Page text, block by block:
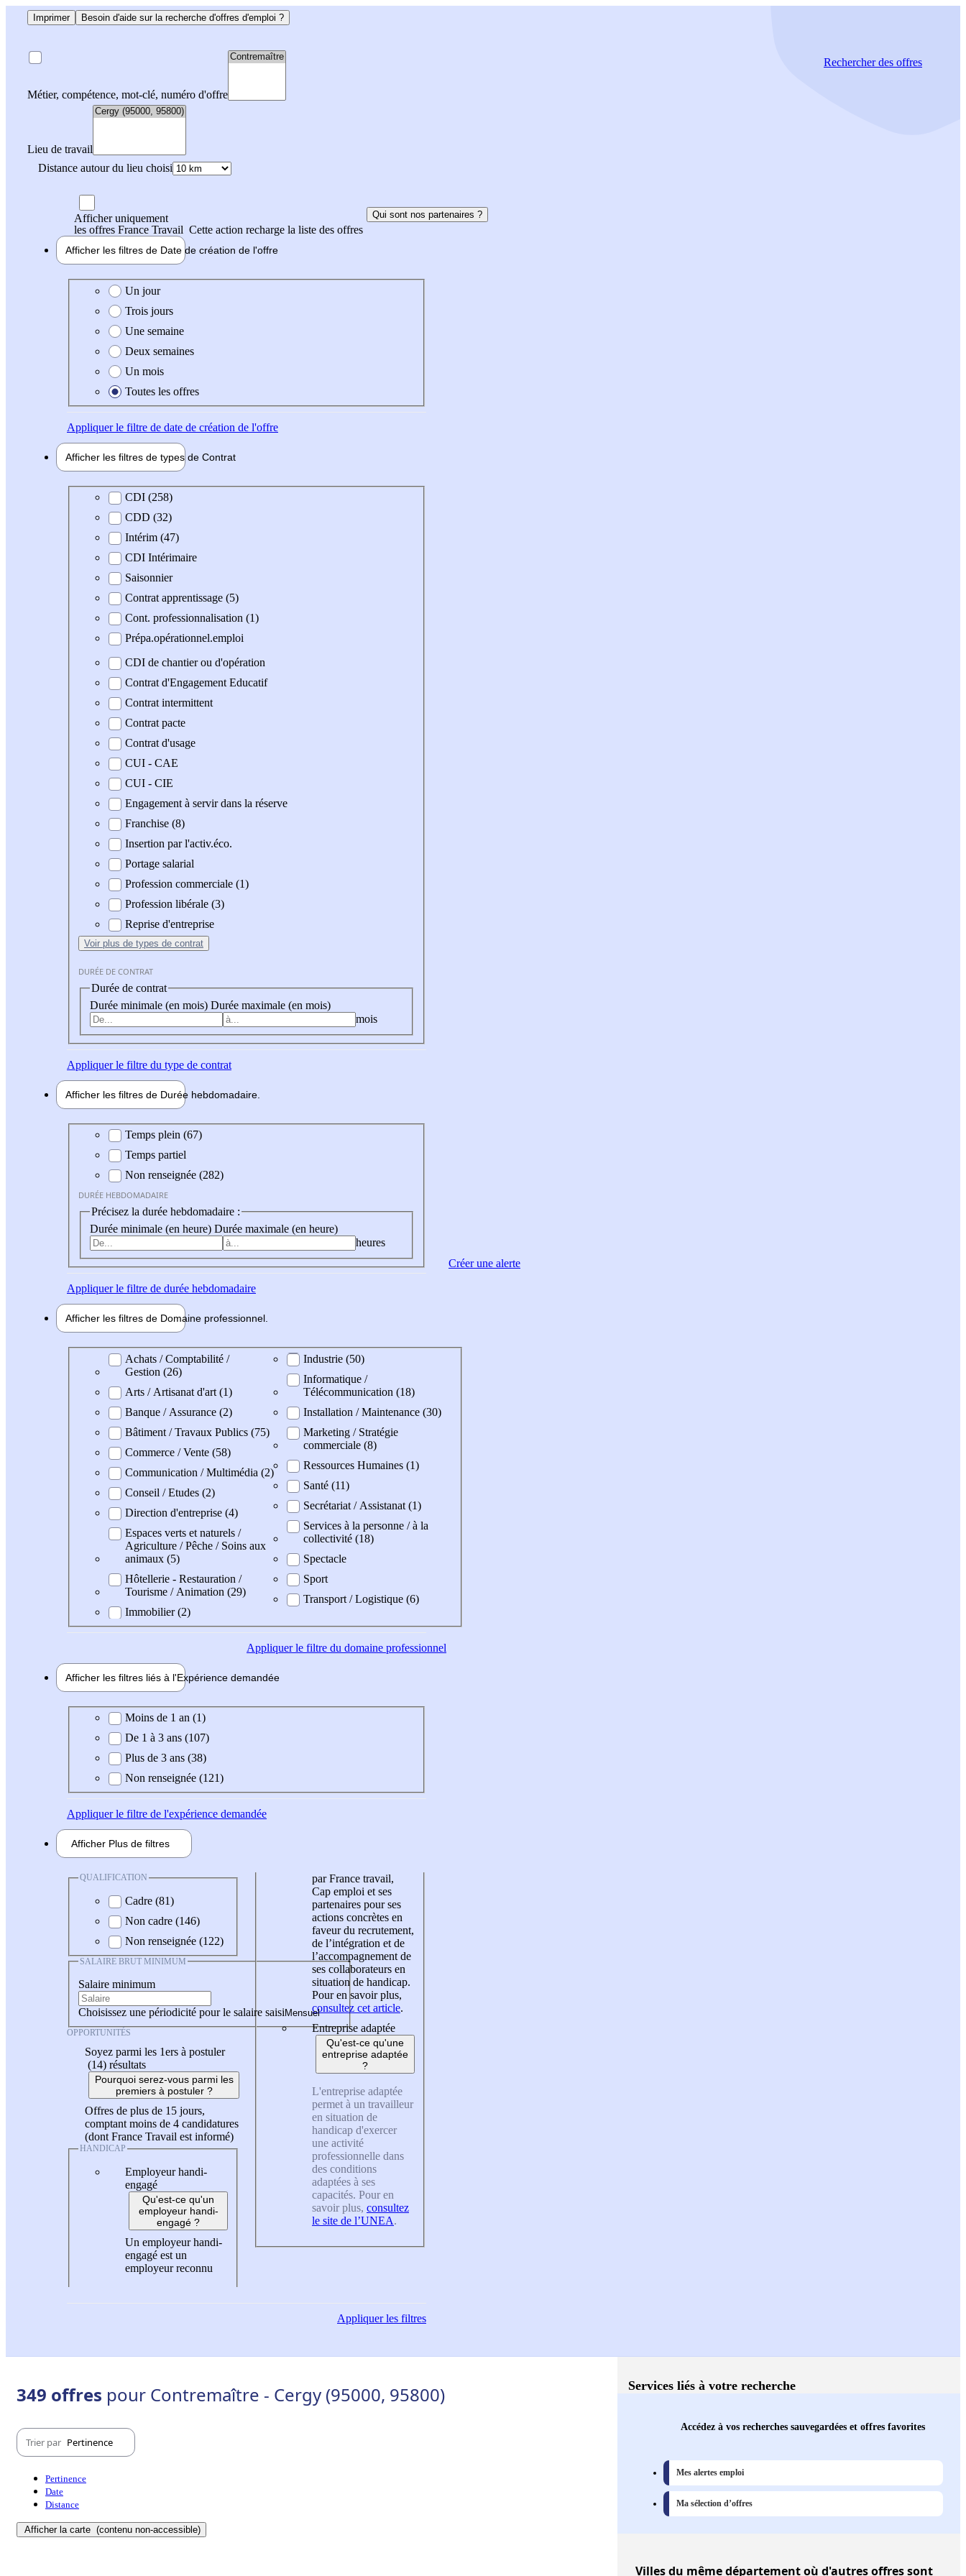
Imprimer Besoin d'aide sur la recherche d'offres d'emploi ?
Métier, compétence, mot-clé, numéro d'offre
Lieu de travail
Distance autour du lieu choisi
Rechercherdes offres
Afficher uniquement
les offres France Travail Cette action recharge la liste des offres
Qui sont nos partenaires ?
Afficher les filtres de Date de création de l'offre
Date de création de l'offre
Un jour
Trois jours
Une semaine
Deux semaines
Un mois
Toutes les offres
Appliquerle filtre de date de création de l'offre
Afficher les filtres de types de Contrat
Type de contratCDI (258)
CDD (32)
Intérim (47)
CDI Intérimaire
Saisonnier
Contrat apprentissage (5)
Cont. professionnalisation (1)
Prépa.opérationnel.emploi
CDI de chantier ou d'opération
Contrat d'Engagement Educatif
Contrat intermittent
Contrat pacte
Contrat d'usage
CUI - CAE
CUI - CIE
Engagement à servir dans la réserve
Franchise (8)
Insertion par l'activ.éco.
Portage salarial
Profession commerciale (1)
Profession libérale (3)
Reprise d'entreprise
Voir plus de types de contrat
DURÉE DE CONTRAT
Durée de contrat
Durée minimale (en mois) Durée maximale (en mois)
mois
Appliquerle filtre du type de contrat
Afficher les filtres de Durée hebdomadaire
Durée hebdomadaire
Temps plein (67)
Temps partiel
Non renseignée (282)
DURÉE HEBDOMADAIRE
Précisez la durée hebdomadaire :
Durée minimale (en heure) Durée maximale (en heure)
heures
Appliquerle filtre de durée hebdomadaire
Afficher les filtres de Domaine professionnel
Domaine professionel
Achats / Comptabilité /
Gestion (26)
Arts / Artisanat d'art (1)
Banque / Assurance (2)
Bâtiment / Travaux Publics (75)
Commerce / Vente (58)
Communication / Multimédia (2)
Conseil / Etudes (2)
Direction d'entreprise (4)
Espaces verts et naturels /
Agriculture / Pêche / Soins aux
animaux (5)
Hôtellerie - Restauration /
Tourisme / Animation (29)
Immobilier (2)
Industrie (50)
Informatique /
Télécommunication (18)
Installation / Maintenance (30)
Marketing / Stratégie
commerciale (8)
Ressources Humaines (1)
Santé (11)
Secrétariat / Assistanat (1)
Services à la personne / à la
collectivité (18)
Spectacle
Sport
Transport / Logistique (6)
Appliquerle filtre du domaine professionnel
Afficher les filtres liés à l'Expérience demandée
Expérience demandée
Moins de 1 an (1)
De 1 à 3 ans (107)
Plus de 3 ans (38)
Non renseignée (121)
Appliquerle filtre de l'expérience demandée
Afficher Plus de filtres
QUALIFICATION
Cadre (81)
Non cadre (146)
Non renseignée (122)
SALAIRE BRUT MINIMUM
Salaire minimum
Choisissez une périodicité pour le salaire saisi
OPPORTUNITÉS
Soyez parmi les 1ers à postuler
(14) résultats
Pourquoi serez-vous parmi les
premiers à postuler ?
Offres de plus de 15 jours,
comptant moins de 4 candidatures
(dont France Travail est informé)
HANDICAP
Employeur handi-
engagé
Qu'est-ce qu'un
employeur handi-
engagé ?
Un employeur handi-
engagé est un
employeur reconnu
par France travail,
Cap emploi et ses
partenaires pour ses
actions concrètes en
faveur du recrutement,
de l’intégration et de
l’accompagnement de
ses collaborateurs en
situation de handicap.
Pour en savoir plus,
consultez cet article.
Entreprise adaptée
Qu'est-ce qu'une
entreprise adaptée
?
L'entreprise adaptée
permet à un travailleur
en situation de
handicap d'exercer
une activité
professionnelle dans
des conditions
adaptées à ses
capacités. Pour en
savoir plus, consultez
le site de l’UNEA.
Appliquerles filtres
Créer une alerte
349 offres pour Contremaître - Cergy (95000, 95800)
Trier par Pertinence
Pertinence
Date
Distance
Afficher la carte (contenu non-accessible)
Services liés à votre recherche
Accédez à vos recherches sauvegardées et offres favorites
Mes alertes emploi
Ma sélection d’offres
Villesdu même département où d'autres offres sont